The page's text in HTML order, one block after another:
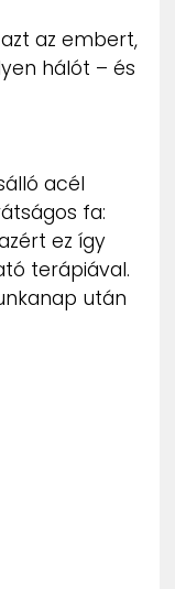
az embert,
hálót – és
acél
fa:
ez így
terápiával.
után